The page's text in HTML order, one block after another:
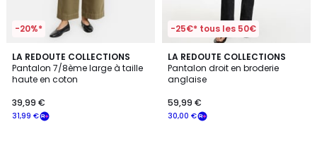
-20%*
LA REDOUTE COLLECTIONS
Pantalon 7/8ème large à taille
haute en coton
31,99 €
39,99 €
2
Couleurs
-25€* tous les 50€
LA REDOUTE COLLECTIONS
Pantalon droit en broderie
anglaise
30,00 €
59,99 €
4
/
5
2
Couleurs